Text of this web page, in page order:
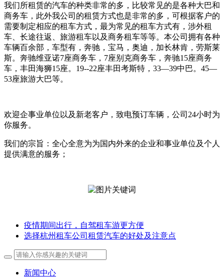
我们所租赁的汽车的种类非常的多，比较常见的是各种大巴和
商务车，此外我公司的租赁方式也是非常的多，可根据客户的
需要制定相应的租车方式，最为常见的租车方式有，涉外租
车、长途往返、旅游租车以及商务租车等等。本公司拥有各种
车辆百余部，车型有，奔驰，宝马，奥迪，加长林肯，劳斯莱
斯。奔驰维亚诺7座商务车，7座别克商务车，奔驰15座商务
车，丰田海狮15座。19--22座丰田考斯特，33—39中巴。45—
53座旅游大巴等。
欢迎企事业单位以及新老客户，致电预订车辆，公司24小时为
你服务。
我们的宗旨：全心全意为为国内外来的企业和事业单位及个人
提供满意的服务；
疫情期间出行，自驾租车游更方便
选择杭州租车公司租赁汽车的好处及注意点
新闻中心